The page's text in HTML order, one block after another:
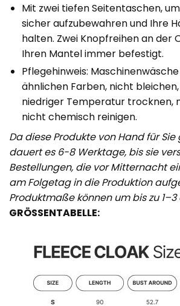
Mit zwei tiefen Seitentaschen,
sicher aufzubewahren und Ihre
halten. Zwei Knopfreihen an der
Ihren Mantel immer befestigt.
Pflegehinweis:
ähnlichen Farben, nicht
niedriger Temperatur trocknen,
nicht chemisch reinigen.
Da diese Produkte von Hand für
dauert es 6-8 Werktage, bis sie
Bestellungen, die vor Mitternacht
am Folgetag in die Produktion
Produktmaße können um bis zu
GRÖSSENTABELLE: